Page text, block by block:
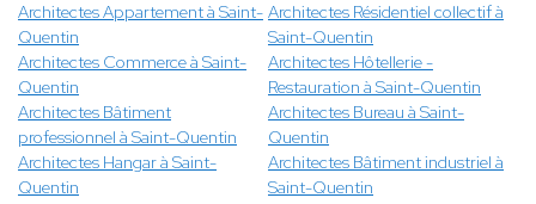
Architectes Appartement à Saint-
Quentin
Architectes Résidentiel collectif à
Saint-Quentin
Architectes Commerce à Saint-
Quentin
Architectes Hôtellerie -
Restauration à Saint-Quentin
Architectes Bâtiment
professionnel à Saint-Quentin
Architectes Bureau à Saint-
Quentin
Architectes Hangar à Saint-
Quentin
Architectes Bâtiment industriel à
Saint-Quentin